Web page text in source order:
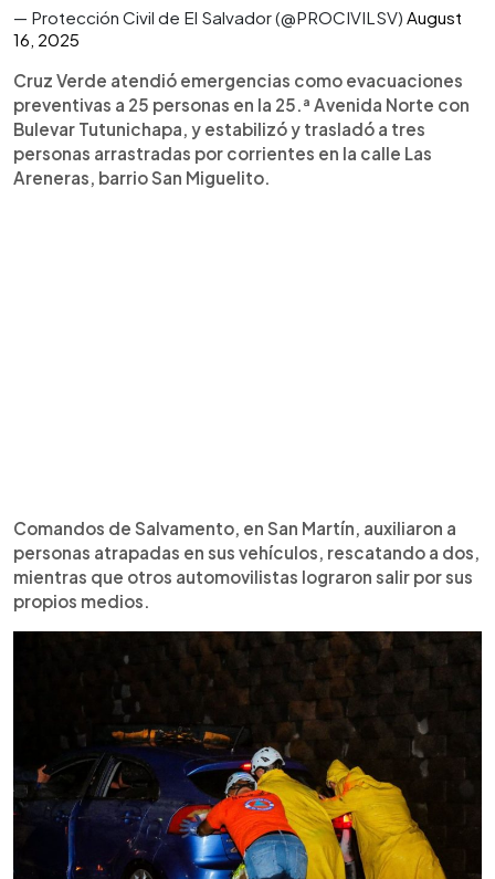
— Protección Civil de El Salvador (@PROCIVILSV) August
16, 2025
Cruz Verde atendió emergencias como evacuaciones
preventivas a 25 personas en la 25.ª Avenida Norte con
Bulevar Tutunichapa, y estabilizó y trasladó a tres
personas arrastradas por corrientes en la calle Las
Areneras, barrio San Miguelito.
Comandos de Salvamento, en San Martín, auxiliaron a
personas atrapadas en sus vehículos, rescatando a dos,
mientras que otros automovilistas lograron salir por sus
propios medios.